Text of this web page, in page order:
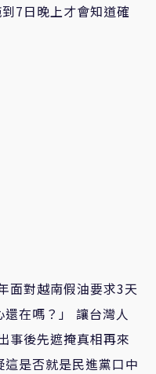
7日晚上才會知道確
面對越南假油要求3天
在嗎？」 讓台灣人
事後先遮掩真相再來
是否就是民進黨口中